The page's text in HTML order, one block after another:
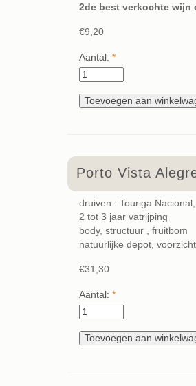
2de best verkochte wijn
€9,20
Aantal: *
Porto Vista
druiven : Touriga
2 tot 3 jaar vatrijping
body, structuur , fruitbom
natuurlijke depot,
€31,30
Aantal: *